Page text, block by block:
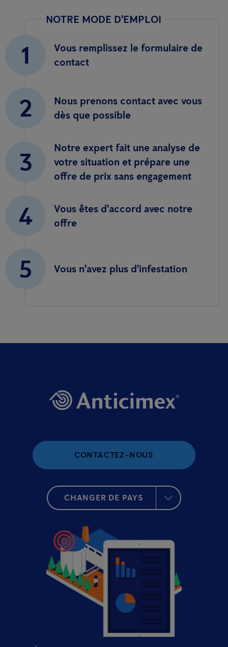
NOTRE MODE D'EMPLOI
1
Vous remplissez le formulaire de
contact
2
Nous prenons contact avec vous
dès que possible
3
Notre expert fait une analyse de
votre situation et prépare une
offre de prix sans engagement
4
Vous êtes d'accord avec notre
offre
5 Vous n'avez plus d'infestation
CONTACTEZ-NOUS
CHANGER DE PAYS